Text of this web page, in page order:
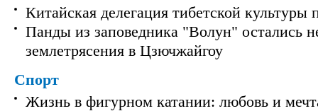
Китайская делегация тибетской культуры
Панды из заповедника "Волун" остались
землетрясения в Цзючжайгоу
Спорт
Жизнь в фигурном катании: любовь и